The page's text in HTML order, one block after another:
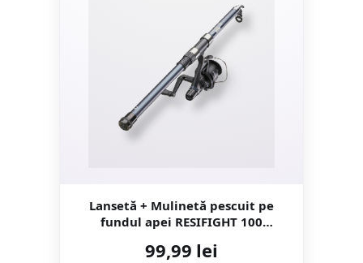
Lansetă + Mulinetă pescuit pe
fundul apei RESIFIGHT 100
99,99 lei